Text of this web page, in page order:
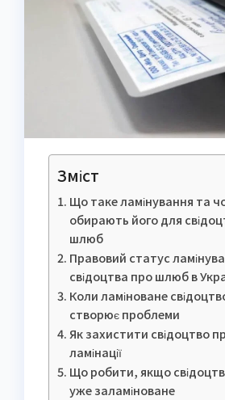
Зміст
Що таке ламінування та
обирають його для
шлюб
Правовий статус
свідоцтва про шлюб в
Коли ламіноване
створює проблеми
Як захистити свідоцтво
ламінації
Що робити, якщо
уже заламіноване